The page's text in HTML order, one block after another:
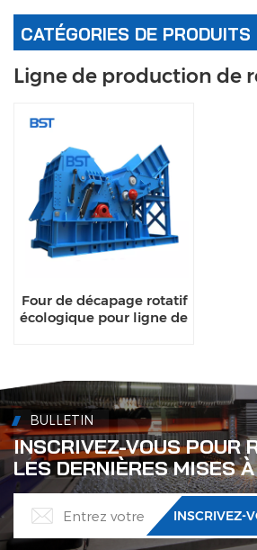
CATÉGORIES DE PRODUITS
Ligne de production de
Four de décapage rotatif
écologique pour ligne de
BULLETIN
INSCRIVEZ-VOUS POUR
LES DERNIÈRES MISES